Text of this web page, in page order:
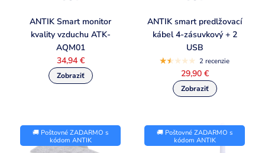
ANTIK Smart monitor
kvality vzduchu ATK-
AQM01
34,94 €
ANTIK smart predlžovací
kábel 4-zásuvkový + 2
USB
2 recenzie
29,90 €
🚚 Poštovné ZADARMO s
kódom ANTIK
🚚 Poštovné ZADARMO s
kódom ANTIK